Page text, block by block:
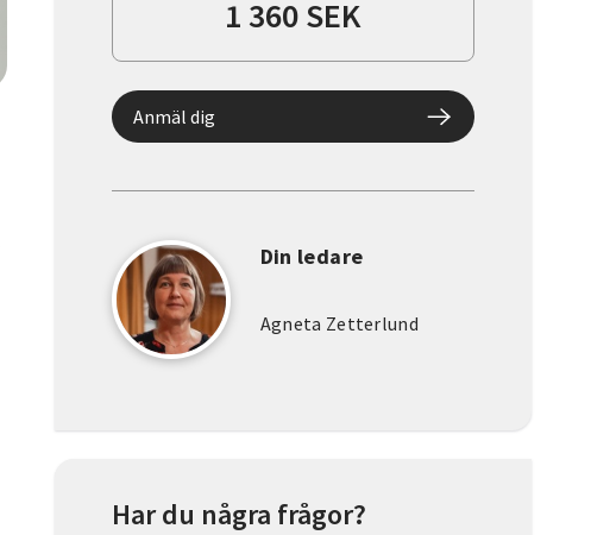
1 360 SEK
Anmäl dig
Din ledare
Agneta Zetterlund
Har du några frågor?